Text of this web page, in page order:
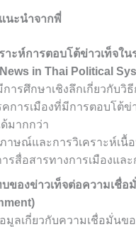
นะนำจากพี่
าะห์การตอบโต้ข่าวเท็จใ
in Thai Political
การศึกษาเชิงลึกเกี่ยวกับวิ
การเมืองที่มีการตอบโต้
มากกว่า
าษณ์และการวิเคราะห์เนื้
รสื่อสารทางการเมืองแล
ของข่าวเท็จต่อความเชื่อ
มูลเกี่ยวกับความเชื่อมั่นข